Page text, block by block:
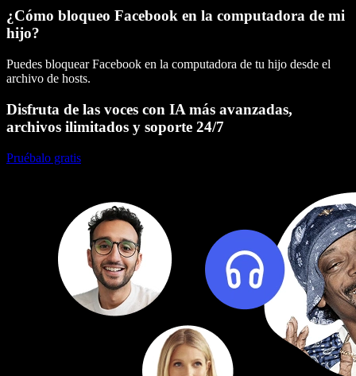
¿Cómo bloqueo Facebook en la computadora de mi
hijo?
Puedes bloquear Facebook en la computadora de tu hijo desde el
archivo de hosts.
Disfruta de las voces con IA más avanzadas,
archivos ilimitados y soporte 24/7
Pruébalo gratis